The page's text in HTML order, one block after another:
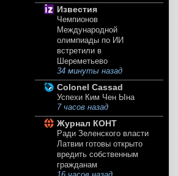
Известия
Чемпионов
Международной
олимпиады по ИИ
встретили в
Шереметьево
34 минуты назад
Colonel Cassad
Успехи Ким Чен Ына
7 часов назад
Журнал КОНТ
Ради Зеленского власти
Латвии готовы открыто
вредить собственным
гражданам